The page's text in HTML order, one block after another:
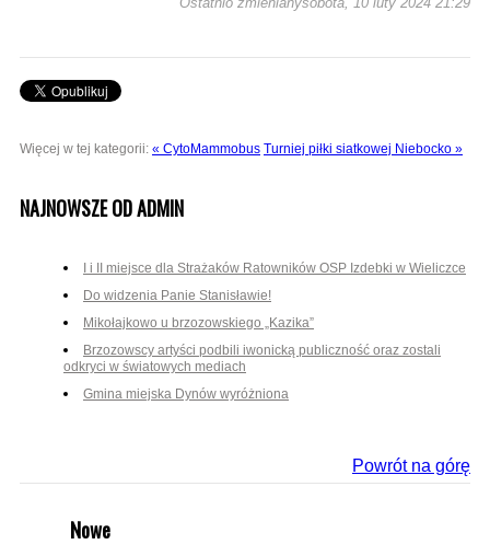
Więcej w tej kategorii: « CytoMammobus Turniej piłki siatkowej Niebocko »
NAJNOWSZE OD ADMIN
I i II miejsce dla Strażaków Ratowników OSP Izdebki w Wieliczce
Do widzenia Panie Stanisławie!
Mikołajkowo u brzozowskiego „Kazika”
Brzozowscy artyści podbili iwonicką publiczność oraz zostali
odkryci w światowych mediach
Gmina miejska Dynów wyróżniona
Powrót na górę
Nowe